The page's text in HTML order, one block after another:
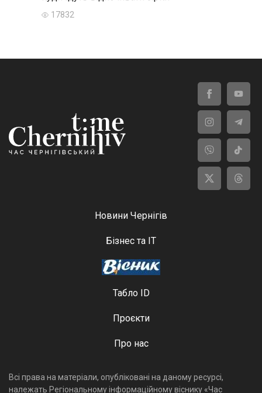
17832
Новини Чернігів
Бізнес та ІТ
Табло ID
Проєкти
Про нас
Всі права на матеріали, опубліковані на даному ресурсі,
належать Регіональному інформаційному віснику «Час